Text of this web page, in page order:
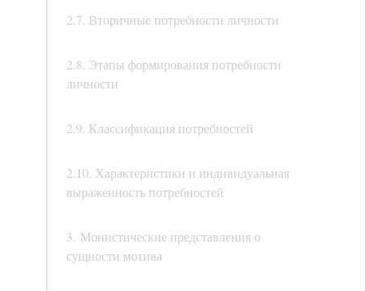
2.7. Вторичные потребности личности
2.8. Этапы формирования потребности
личности
2.9. Классификация потребностей
2.10. Характеристики и индивидуальная
выраженность потребностей
3. Монистические представления о
сущности мотива